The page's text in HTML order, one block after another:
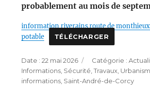
probablement au mois de
information riverains route de monthieux
potable
TÉLÉCHARGER
Publié
le
22 mai 2026
Informations, Sécurité Travaux,
informations, Saint-André-de-Corcy